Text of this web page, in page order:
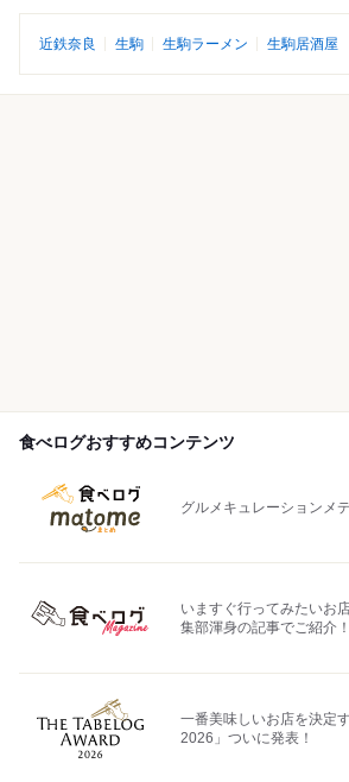
近鉄奈良 生駒 生駒ラーメン 生駒居酒屋
食べログおすすめコンテンツ
グルメキュレーションメ
いますぐ行ってみたいお
集部渾身の記事でご紹介！
一番美味しいお店を決定
2026」ついに発表！